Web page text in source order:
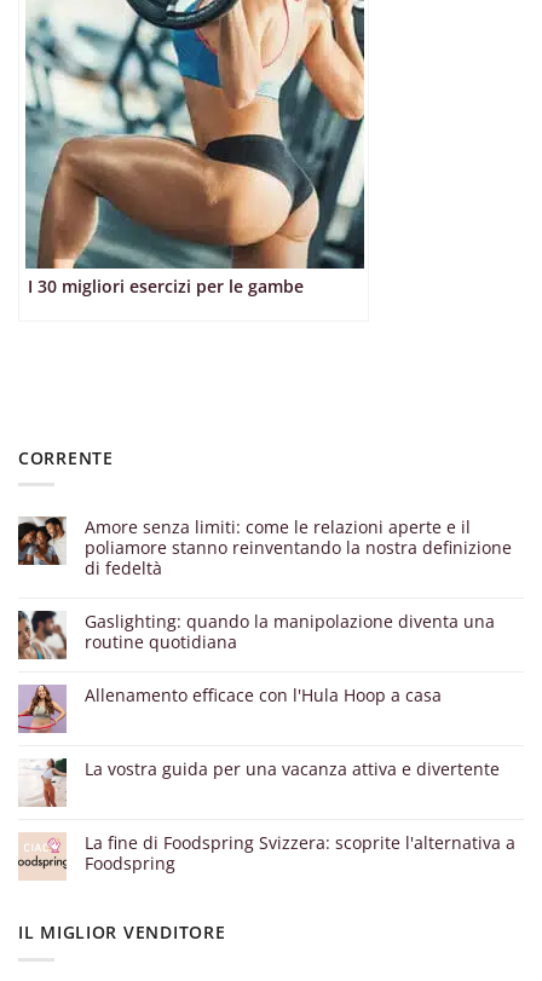
I 30 migliori esercizi per le gambe
CORRENTE
Amore senza limiti: come le relazioni aperte e il
poliamore stanno reinventando la nostra definizione
di fedeltà
Gaslighting: quando la manipolazione diventa una
routine quotidiana
Allenamento efficace con l'Hula Hoop a casa
La vostra guida per una vacanza attiva e divertente
La fine di Foodspring Svizzera: scoprite l'alternativa a
Foodspring
IL MIGLIOR VENDITORE